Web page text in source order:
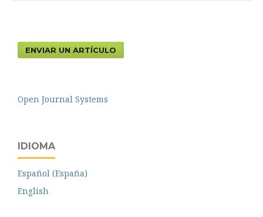
ENVIAR UN ARTÍCULO
Open Journal Systems
IDIOMA
Español (España)
English